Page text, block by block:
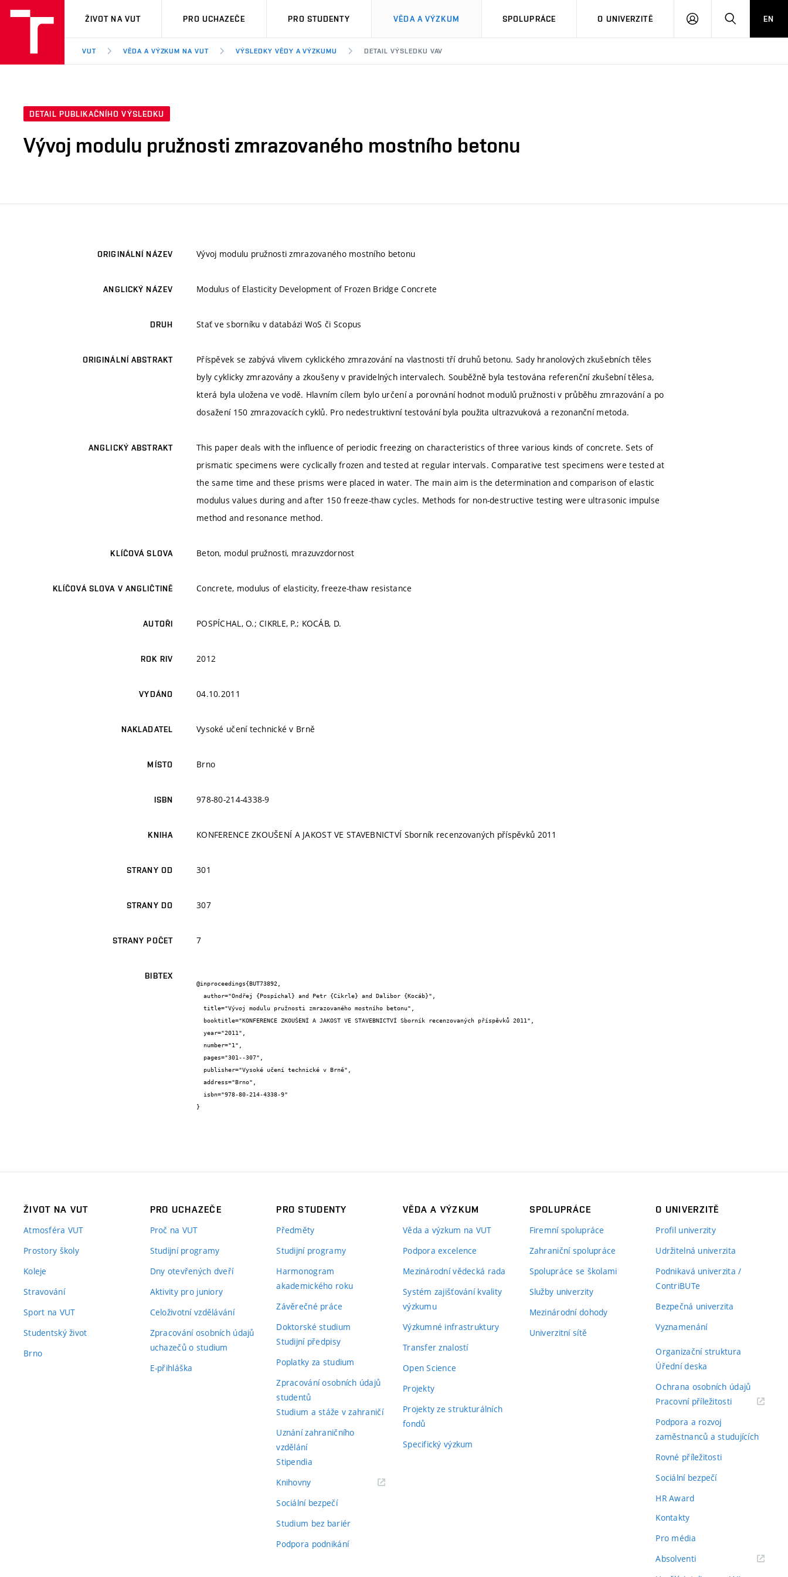
VUT
ŽIVOT NA VUT PRO UCHAZEČE PRO STUDENTY VĚDA A VÝZKUM SPOLUPRÁCE O UNIVERZITĚ
PŘIHLÁSIT HLEDATEN
VUT VĚDA A VÝZKUM NA VUT VÝSLEDKY VĚDY A VÝZKUMU DETAIL VÝSLEDKU VAV
DETAIL PUBLIKAČNÍHO VÝSLEDKU
Vývoj modulu pružnosti zmrazovaného mostního betonu
ORIGINÁLNÍ NÁZEV Vývoj modulu pružnosti zmrazovaného mostního betonu
ANGLICKÝ NÁZEV Modulus of Elasticity Development of Frozen Bridge Concrete
DRUH Stať ve sborníku v databázi WoS či Scopus
ORIGINÁLNÍ ABSTRAKT
Příspěvek se zabývá vlivem cyklického zmrazování na vlastnosti tří druhů betonu. Sady hranolových zkušebních těles
byly cyklicky zmrazovány a zkoušeny v pravidelných intervalech. Souběžně byla testována referenční zkušební tělesa,
která byla uložena ve vodě. Hlavním cílem bylo určení a porovnání hodnot modulů pružnosti v průběhu zmrazování a po
dosažení 150 zmrazovacích cyklů. Pro nedestruktivní testování byla použita ultrazvuková a rezonanční metoda.
ANGLICKÝ ABSTRAKT
This paper deals with the influence of periodic freezing on characteristics of three various kinds of concrete. Sets of
prismatic specimens were cyclically frozen and tested at regular intervals. Comparative test specimens were tested at
the same time and these prisms were placed in water. The main aim is the determination and comparison of elastic
modulus values during and after 150 freeze-thaw cycles. Methods for non-destructive testing were ultrasonic impulse
method and resonance method.
KLÍČOVÁ SLOVA Beton, modul pružnosti, mrazuvzdornost
KLÍČOVÁ SLOVA V ANGLIČTINĚ Concrete, modulus of elasticity, freeze-thaw resistance
AUTOŘI POSPÍCHAL, O.; CIKRLE, P.; KOCÁB, D.
ROK RIV 2012
VYDÁNO 04.10.2011
NAKLADATEL Vysoké učení technické v Brně
MÍSTO Brno
ISBN 978-80-214-4338-9
KNIHA KONFERENCE ZKOUŠENÍ A JAKOST VE STAVEBNICTVÍ Sborník recenzovaných příspěvků 2011
STRANY OD 301
STRANY DO 307
STRANY POČET 7
BIBTEX
@inproceedings{BUT73892,
}
ŽIVOT NA VUT
Atmosféra VUT
Prostory školy
Koleje
Stravování
Sport na VUT
Studentský život
Brno
PRO UCHAZEČE
Proč na VUT
Studijní programy
Dny otevřených dveří
Aktivity pro juniory
Celoživotní vzdělávání
Zpracování osobních údajů
uchazečů o studium
E-přihláška
PRO STUDENTY
Předměty
Studijní programy
Harmonogram
akademického roku
Závěrečné práce
Doktorské studium
Studijní předpisy
Poplatky za studium
Zpracování osobních údajů
studentů
Studium a stáže v zahraničí
Uznání zahraničního
vzdělání
Stipendia
Knihovny(externí
Sociální bezpečí
Studium bez bariér
Podpora podnikání
VĚDA A VÝZKUM
Věda a výzkum na VUT
Podpora excelence
Mezinárodní vědecká rada
Systém zajišťování kvality
výzkumu
Výzkumné infrastruktury
Transfer znalostí
Open Science
Projekty
Projekty ze strukturálních
fondů
Specifický výzkum
SPOLUPRÁCE
Firemní spolupráce
Zahraniční spolupráce
Spolupráce se školami
Služby univerzity
Mezinárodní dohody
Univerzitní sítě
O UNIVERZITĚ
Profil univerzity
Udržitelná univerzita
Podnikavá univerzita /
ContriBUTe
Bezpečná univerzita
Vyznamenání
Organizační struktura
Úřední deska
Ochrana osobních údajů
Pracovní příležitosti(externí
Podpora a rozvoj
zaměstnanců a studujících
Rovné příležitosti
Sociální bezpečí
HR Award
Kontakty
Pro média
Absolventi(externí